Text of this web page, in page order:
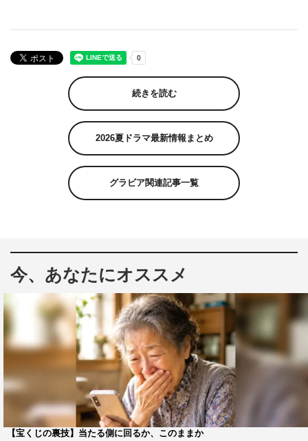
続きを読む
2026夏ドラマ最新情報まとめ
グラビア関連記事一覧
今、あなたにオススメ
【宝くじの裏技】当たる側に回るか、このままか